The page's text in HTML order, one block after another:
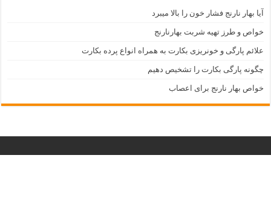
آیا بهار نارنج فشار خون را بالا میبرد
خواص و طرز تهیه شربت بهارنارنج
علائم پارگی و خونریزی بکارت به همراه انواع پرده بکارت
چگونه پارگی بکارت را تشخیص دهیم
خواص بهار نارنج برای اعصاب